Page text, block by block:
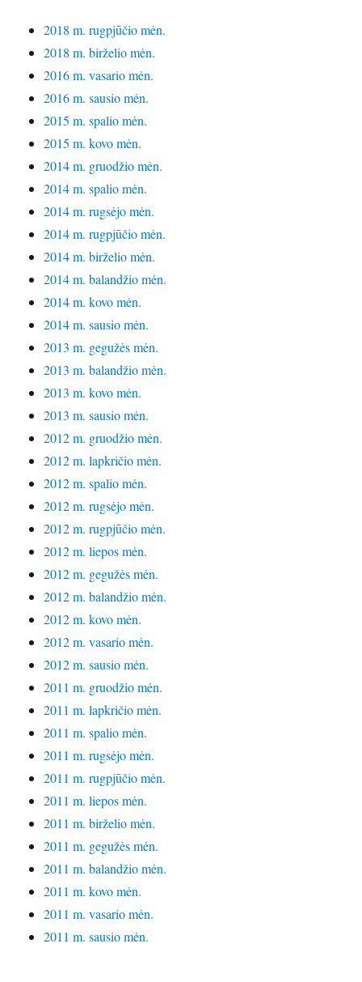
2018 m. rugpjūčio mėn.
2018 m. birželio mėn.
2016 m. vasario mėn.
2016 m. sausio mėn.
2015 m. spalio mėn.
2015 m. kovo mėn.
2014 m. gruodžio mėn.
2014 m. spalio mėn.
2014 m. rugsėjo mėn.
2014 m. rugpjūčio mėn.
2014 m. birželio mėn.
2014 m. balandžio mėn.
2014 m. kovo mėn.
2014 m. sausio mėn.
2013 m. gegužės mėn.
2013 m. balandžio mėn.
2013 m. kovo mėn.
2013 m. sausio mėn.
2012 m. gruodžio mėn.
2012 m. lapkričio mėn.
2012 m. spalio mėn.
2012 m. rugsėjo mėn.
2012 m. rugpjūčio mėn.
2012 m. liepos mėn.
2012 m. gegužės mėn.
2012 m. balandžio mėn.
2012 m. kovo mėn.
2012 m. vasario mėn.
2012 m. sausio mėn.
2011 m. gruodžio mėn.
2011 m. lapkričio mėn.
2011 m. spalio mėn.
2011 m. rugsėjo mėn.
2011 m. rugpjūčio mėn.
2011 m. liepos mėn.
2011 m. birželio mėn.
2011 m. gegužės mėn.
2011 m. balandžio mėn.
2011 m. kovo mėn.
2011 m. vasario mėn.
2011 m. sausio mėn.